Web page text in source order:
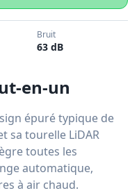
Bruit
63 dB
en-un
épuré typique de
sa tourelle LiDAR
toutes les
automatique,
à air chaud.